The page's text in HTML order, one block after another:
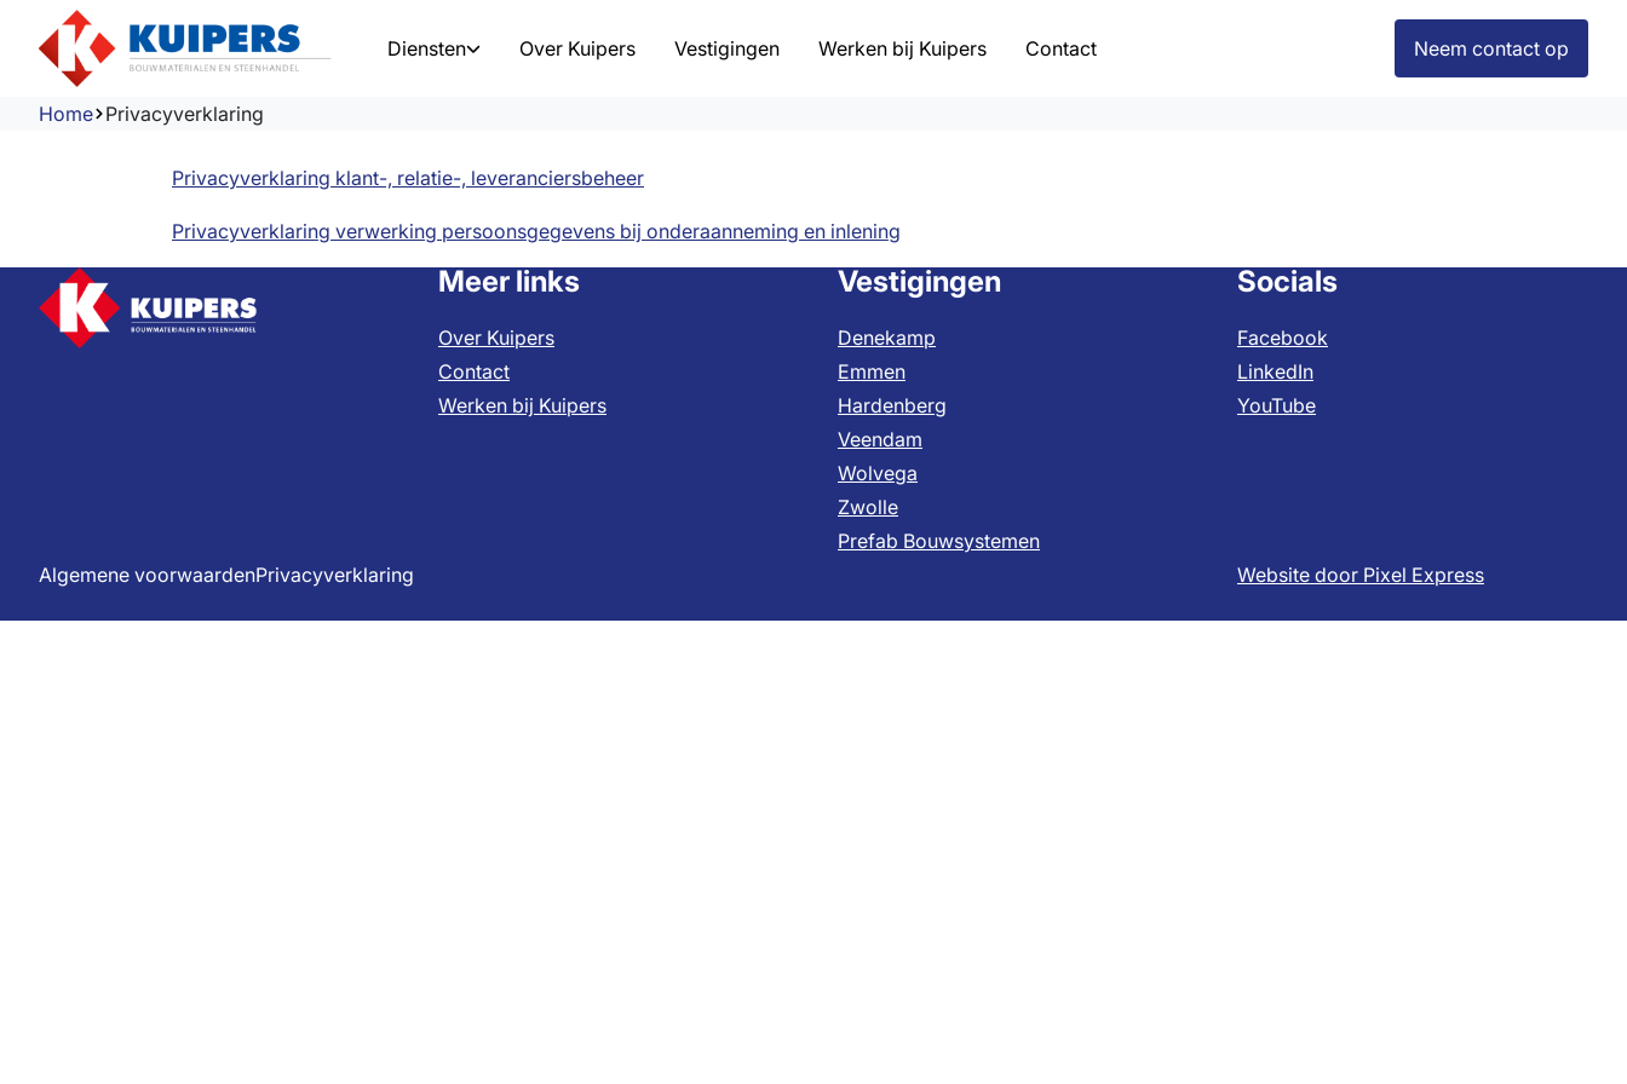
Diensten
Showroom
Ondersteuning en advies
Prefab
Gegevensuitwisseling
Over Kuipers Vestigingen Werken bij Kuipers Contact Neem contact op
Home Privacyverklaring
Privacyverklaring
Privacyverklaring klant-, relatie-, leveranciersbeheer
Privacyverklaring verwerking persoonsgegevens bij onderaanneming en inlening
Meer links
Over Kuipers
Contact
Werken bij Kuipers
Vestigingen
Denekamp
Emmen
Hardenberg
Veendam
Wolvega
Zwolle
Prefab Bouwsystemen
Socials
Facebook
LinkedIn
YouTube
Algemene voorwaardenPrivacyverklaring Website door Pixel Express